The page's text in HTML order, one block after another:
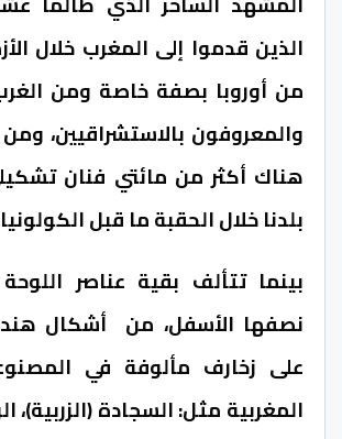
الذين قدموا إلى المغرب خلال
من أوروبا بصفة خاصة ومن
والمعروفون بالاستشراقيين،
هناك أكثر من مائتي فنان
بلدنا خلال الحقبة ما قبل
بينما تتألف بقية عناصر
نصفها الأسفل، من أشكال
على زخارف مألوفة في
المغربية مثل: السجادة (الزربية)،